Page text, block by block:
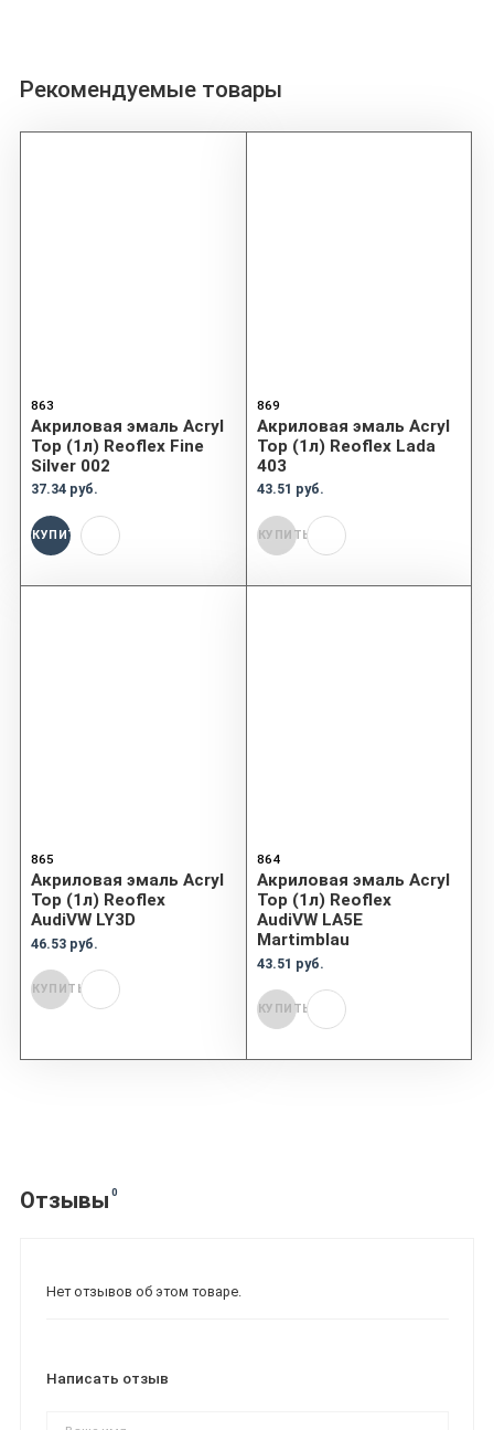
Рекомендуемые товары
863
Акриловая эмаль Acryl
Top (1л) Reoflex Fine
Silver 002
37.34 руб.
КУПИТЬ
869
Акриловая эмаль Acryl
Top (1л) Reoflex Lada
403
43.51 руб.
КУПИТЬ
865
Акриловая эмаль Acryl
Top (1л) Reoflex
AudiVW LY3D
46.53 руб.
КУПИТЬ
864
Акриловая эмаль Acryl
Top (1л) Reoflex
AudiVW LA5E
Martimblau
43.51 руб.
КУПИТЬ
Отзывы 0
Нет отзывов об этом товаре.
Написать отзыв